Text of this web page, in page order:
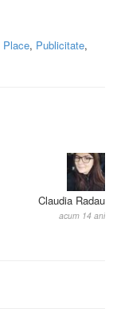
Place, Publicitate,
Claudia Radau
acum 14 ani